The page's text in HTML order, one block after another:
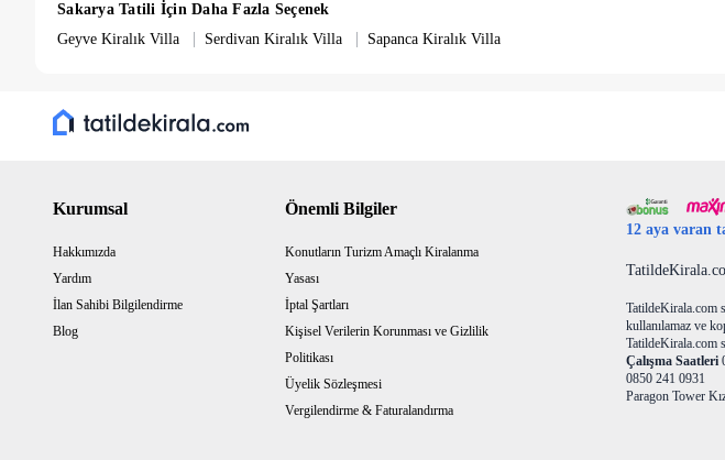
Sakarya Tatili İçin Daha Fazla Seçenek
Geyve Kiralık Villa
| Serdivan Kiralık Villa | Sapanca Kiralık Villa
Kurumsal
Hakkımızda
Yardım
İlan Sahibi Bilgilendirme
Blog
Önemli Bilgiler
Konutların Turizm Amaçlı Kiralanma
Yasası
İptal Şartları
Kişisel Verilerin Korunması ve Gizlilik
Politikası
Üyelik Sözleşmesi
Vergilendirme & Faturalandırma
12 aya varan
TatildeKirala.com
kullanılamaz ve
TatildeKirala.com
Çalışma Saatleri
0850 241 0931
Paragon Tower